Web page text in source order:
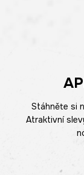
Stáhněte si
Atraktivní